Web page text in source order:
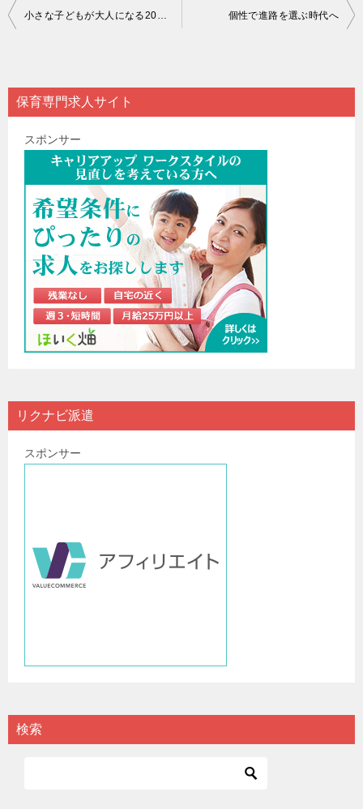
投
ビ
ゲ
小さな子どもが大人になる20年後は、どんな世界なのか？ 個性で進路を選ぶ時代へ
保育専門求人サイト
スポンサー
リクナビ派遣
スポンサー
検索